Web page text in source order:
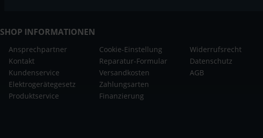
SHOP INFORMATIONEN
Ansprechpartner
Kontakt
Kundenservice
Elektrogerätegesetz
Produktservice
Cookie-Einstellung
Reparatur-Formular
Versandkosten
Zahlungsarten
Finanzierung
Widerrufsrecht
Datenschutz
AGB